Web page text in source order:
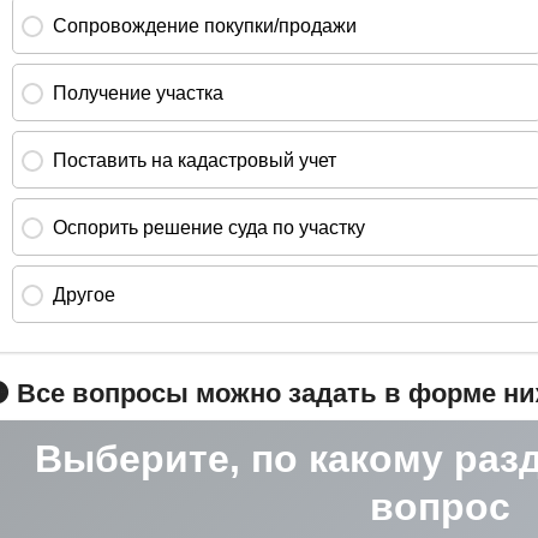
Все вопросы можно задать в форме